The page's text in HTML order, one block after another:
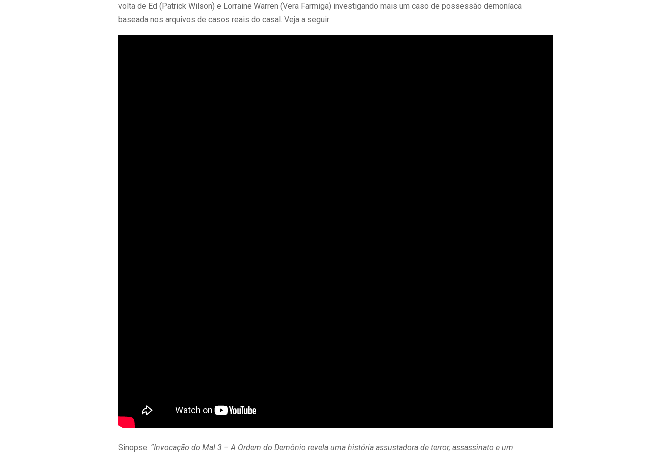
volta de Ed (Patrick Wilson) e Lorraine Warren (Vera Farmiga) investigando mais um caso de possessão demoníaca
baseada nos arquivos de casos reais do casal. Veja a seguir:
Sinopse: “Invocação do Mal 3 – A Ordem do Demônio revela uma história assustadora de terror, assassinato e um